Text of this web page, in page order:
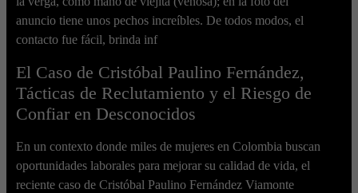
anuncio tiene unos pechos increíbles. De todos modos, el
contacto fue fácil, brinda inf
El Caso de Cristóbal Paulino Fernández,
Tácticas de Reclutamiento y el Riesgo de
Confiar en Desconocidos
En un contexto donde miles de mujeres en Colombia buscan
oportunidades laborales para mejorar su calidad de vida, el
reciente caso de Cristóbal Paulino Fernández Viamonte